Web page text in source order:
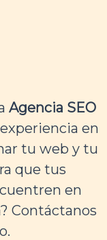
Agencia SEO
en
tu web y tu
que tus
en
Contáctanos